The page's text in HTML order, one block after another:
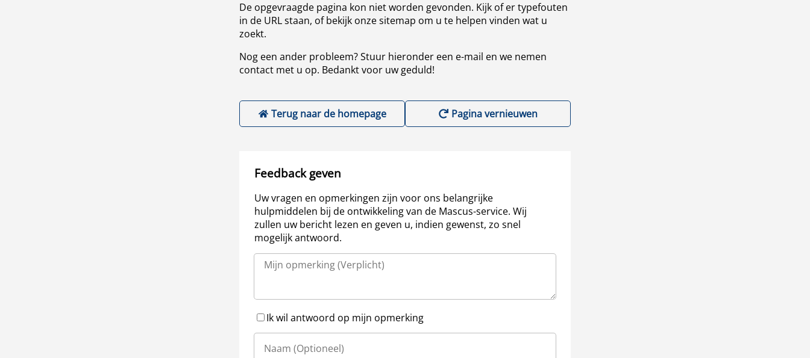
De opgevraagde pagina kon niet worden gevonden. Kijk of er typefouten
in de URL staan, of bekijk onze sitemap om u te helpen vinden wat u
zoekt.
Nog een ander probleem? Stuur hieronder een e-mail en we nemen
contact met u op. Bedankt voor uw geduld!
Terug naar de homepage Pagina vernieuwen
Feedback geven
Uw vragen en opmerkingen zijn voor ons belangrijke
hulpmiddelen bij de ontwikkeling van de Mascus-service. Wij
zullen uw bericht lezen en geven u, indien gewenst, zo snel
mogelijk antwoord.
Ik wil antwoord op mijn opmerking